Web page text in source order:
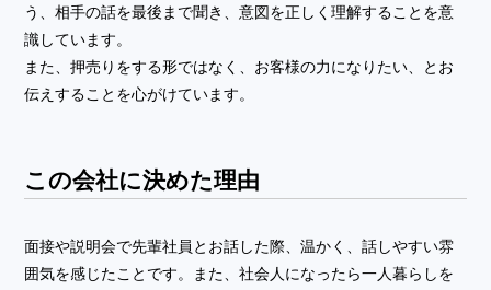
う、相手の話を最後まで聞き、意図を正しく理解することを意
識しています。
また、押売りをする形ではなく、お客様の力になりたい、とお
伝えすることを心がけています。
この会社に決めた理由
面接や説明会で先輩社員とお話した際、温かく、話しやすい雰
囲気を感じたことです。また、社会人になったら一人暮らしを